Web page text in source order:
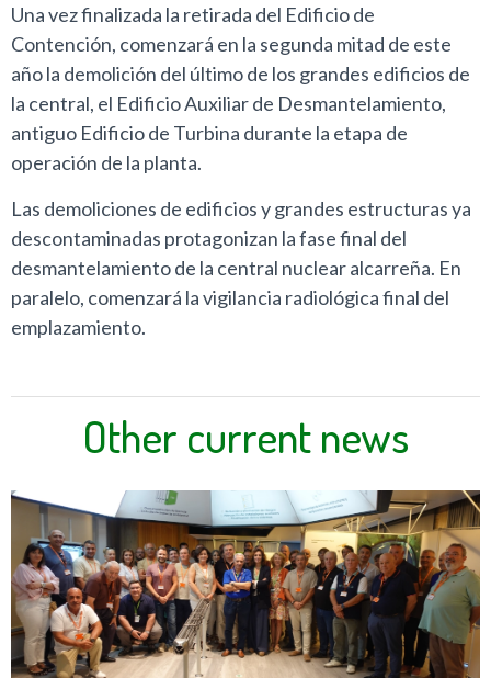
Una vez finalizada la retirada del Edificio de
Contención, comenzará en la segunda mitad de este
año la demolición del último de los grandes edificios de
la central, el Edificio Auxiliar de Desmantelamiento,
antiguo Edificio de Turbina durante la etapa de
operación de la planta.
Las demoliciones de edificios y grandes estructuras ya
descontaminadas protagonizan la fase final del
desmantelamiento de la central nuclear alcarreña. En
paralelo, comenzará la vigilancia radiológica final del
emplazamiento.
Other current news